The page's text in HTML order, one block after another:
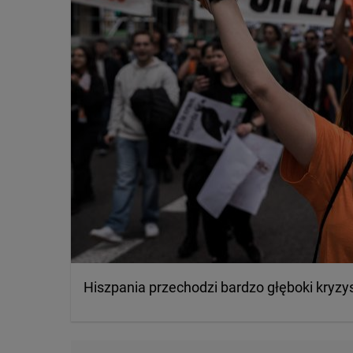
Hiszpania przechodzi bardzo głęboki